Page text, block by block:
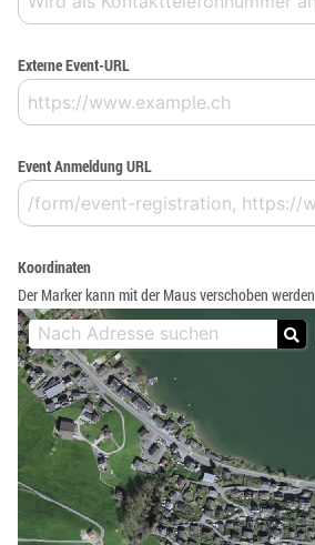
Externe Event-URL
Event Anmeldung URL
Koordinaten
Der Marker kann mit der Maus verschoben werden